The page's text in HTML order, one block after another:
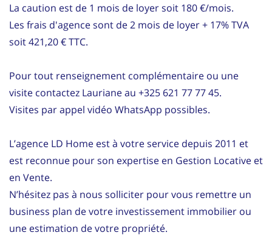
La caution est de 1 mois de loyer soit 180 €/mois.
Les frais d'agence sont de 2 mois de loyer + 17% TVA
soit 421,20 € TTC.
Pour tout renseignement complémentaire ou une
visite contactez Lauriane au +325 621 77 77 45.
Visites par appel vidéo WhatsApp possibles.
L’agence LD Home est à votre service depuis 2011 et
est reconnue pour son expertise en Gestion Locative et
en Vente.
N’hésitez pas à nous solliciter pour vous remettre un
business plan de votre investissement immobilier ou
une estimation de votre propriété.